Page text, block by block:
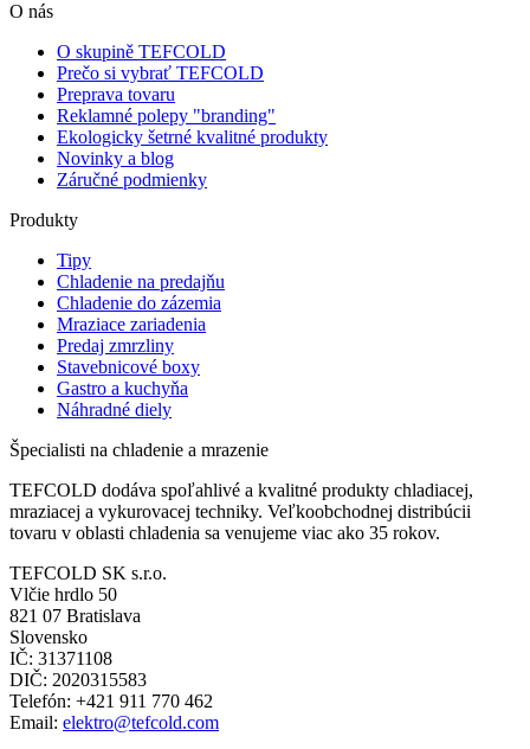
O nás
O skupině TEFCOLD
Prečo si vybrať TEFCOLD
Preprava tovaru
Reklamné polepy "branding"
Ekologicky šetrné kvalitné produkty
Novinky a blog
Záručné podmienky
Produkty
Tipy
Chladenie na predajňu
Chladenie do zázemia
Mraziace zariadenia
Predaj zmrzliny
Stavebnicové boxy
Gastro a kuchyňa
Náhradné diely
Špecialisti na chladenie a mrazenie
TEFCOLD dodáva spoľahlivé a kvalitné produkty chladiacej,
mraziacej a vykurovacej techniky. Veľkoobchodnej distribúcii
tovaru v oblasti chladenia sa venujeme viac ako 35 rokov.
TEFCOLD SK s.r.o.
Vlčie hrdlo 50
821 07 Bratislava
Slovensko
IČ: 31371108
DIČ: 2020315583
Telefón: +421 911 770 462
Email: elektro@tefcold.com